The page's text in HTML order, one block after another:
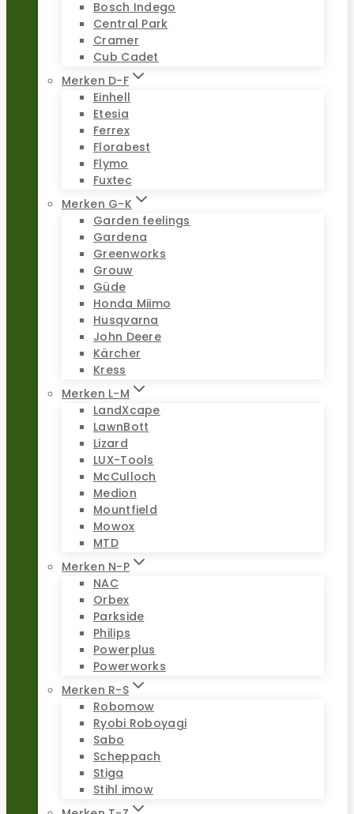
Bosch Indego
Central Park
Cramer
Cub Cadet
Merken D-F
Einhell
Etesia
Ferrex
Florabest
Flymo
Fuxtec
Merken G-K
Garden feelings
Gardena
Greenworks
Grouw
Güde
Honda Miimo
Husqvarna
John Deere
Kärcher
Kress
Merken L-M
LandXcape
LawnBott
Lizard
LUX-Tools
McCulloch
Medion
Mountfield
Mowox
MTD
Merken N-P
NAC
Orbex
Parkside
Philips
Powerplus
Powerworks
Merken R-S
Robomow
Ryobi Roboyagi
Sabo
Scheppach
Stiga
Stihl imow